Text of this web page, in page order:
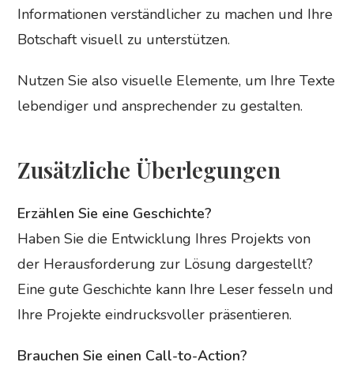
Informationen verständlicher zu machen und Ihre
Botschaft visuell zu unterstützen.
Nutzen Sie also visuelle Elemente, um Ihre Texte
lebendiger und ansprechender zu gestalten.
Zusätzliche Überlegungen
Erzählen Sie eine Geschichte?
Haben Sie die Entwicklung Ihres Projekts von
der Herausforderung zur Lösung dargestellt?
Eine gute Geschichte kann Ihre Leser fesseln und
Ihre Projekte eindrucksvoller präsentieren.
Brauchen Sie einen Call-to-Action?